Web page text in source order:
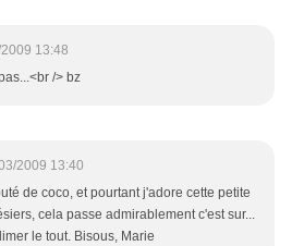
13:48
/> bz
2009 13:40
de coco, et pourtant j'adore cette petite
cela passe admirablement c'est sur...
le tout. Bisous, Marie